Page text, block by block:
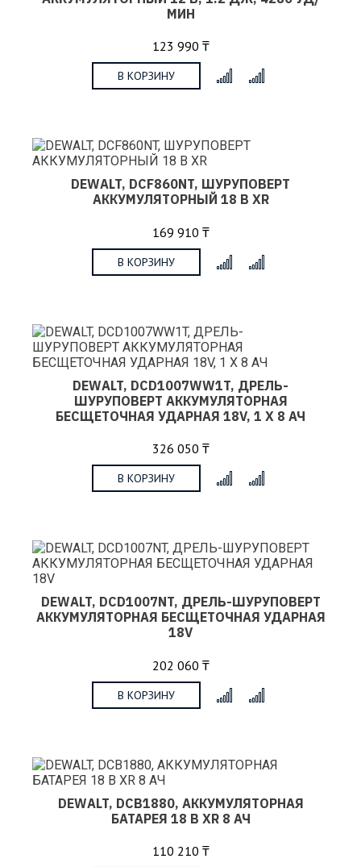
МИН
123 990 ₸
В КОРЗИНУ
DEWALT, DCF860NT, ШУРУПОВЕРТ
АККУМУЛЯТОРНЫЙ 18 В XR
169 910 ₸
В КОРЗИНУ
DEWALT, DCD1007WW1T, ДРЕЛЬ-
ШУРУПОВЕРТ АККУМУЛЯТОРНАЯ
БЕСЩЕТОЧНАЯ УДАРНАЯ 18V, 1 X 8 АЧ
326 050 ₸
В КОРЗИНУ
DEWALT, DCD1007NT, ДРЕЛЬ-ШУРУПОВЕРТ
АККУМУЛЯТОРНАЯ БЕСЩЕТОЧНАЯ УДАРНАЯ
18V
202 060 ₸
В КОРЗИНУ
DEWALT, DCB1880, АККУМУЛЯТОРНАЯ
БАТАРЕЯ 18 В XR 8 АЧ
110 210 ₸